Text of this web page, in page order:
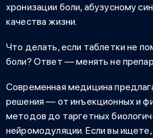
хронизации боли, абузусному
качества жизни.
Что делать, если таблетки не
боли? Ответ — менять не
Современная медицина
решения — от инъекционных и
методов до таргетных
нейромодуляции. Если вы ищете,